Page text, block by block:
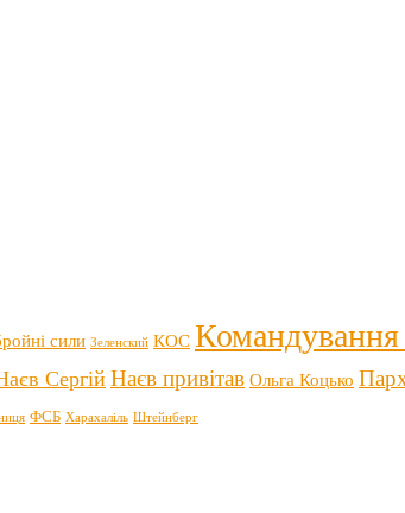
сили Зеленский КОС
Сергій Наєв привітав Ольга Коцько
ФСБ Харахаліль Штейнберг